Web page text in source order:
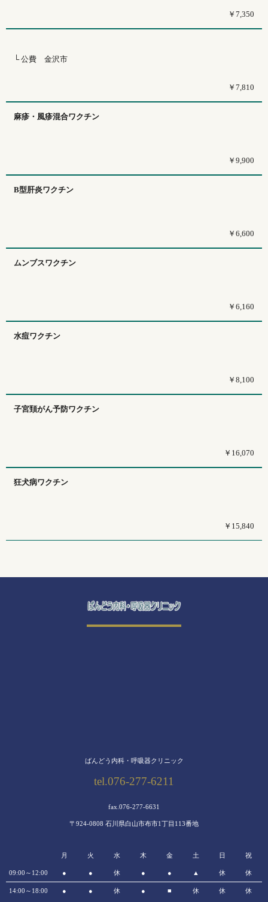
￥7,350
└ 公費 金沢市
￥7,810
麻疹・風疹混合ワクチン
￥9,900
B型肝炎ワクチン
￥6,600
ムンブスワクチン
￥6,160
水痘ワクチン
￥8,100
子宮頚がん予防ワクチン
￥16,070
狂犬病ワクチン
￥15,840
ばんどう内科・呼吸器クリニック
tel.076-277-6211
fax.076-277-6631
〒924-0808 石川県白山市布市1丁目113番地
月 火 水 木 金 土 日 祝
09:00～12:00 ● ● 休 ● ● ▲ 休 休
14:00～18:00 ● ● 休 ● ■ 休 休 休